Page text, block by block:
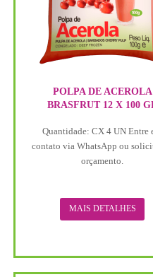
POLPA DE ACEROLA
BRASFRUT 12 X 100
Quantidade: CX 4 UN Entre
contato via WhatsApp ou
orçamento.
MAIS DETALHES